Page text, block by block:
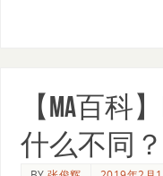
【MA百科
什么不同？